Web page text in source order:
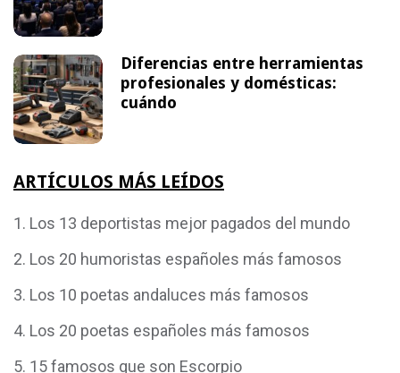
Diferencias entre herramientas
profesionales y domésticas:
cuándo
ARTÍCULOS MÁS LEÍDOS
Los 13 deportistas mejor pagados del mundo
Los 20 humoristas españoles más famosos
Los 10 poetas andaluces más famosos
Los 20 poetas españoles más famosos
15 famosos que son Escorpio